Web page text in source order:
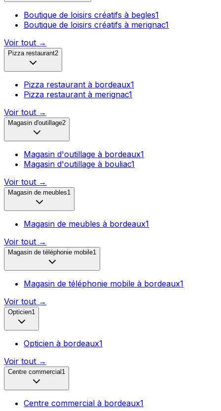
Boutique de loisirs créatifs à begles1
Boutique de loisirs créatifs à merignac1
Voir tout →
Pizza restaurant2
Pizza restaurant à bordeaux1
Pizza restaurant à merignac1
Voir tout →
Magasin d'outillage2
Magasin d'outillage à bordeaux1
Magasin d'outillage à bouliac1
Voir tout →
Magasin de meubles1
Magasin de meubles à bordeaux1
Voir tout →
Magasin de téléphonie mobile1
Magasin de téléphonie mobile à bordeaux1
Voir tout →
Opticien1
Opticien à bordeaux1
Voir tout →
Centre commercial1
Centre commercial à bordeaux1